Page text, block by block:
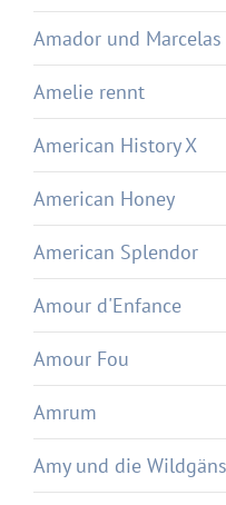
Amador und Marcelas
Amelie rennt
American History X
American Honey
American Splendor
Amour d'Enfance
Amour Fou
Amrum
Amy und die